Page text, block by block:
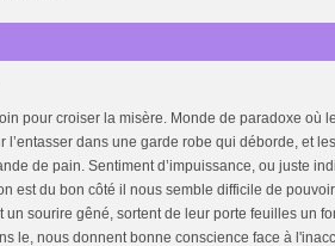
pour croiser la misère. Monde de paradoxe où
l’entasser dans une garde robe qui déborde, et
de pain. Sentiment d’impuissance, ou juste
est du bon côté il nous semble difficile de
un sourire gêné, sortent de leur porte feuilles un
le, nous donnent bonne conscience face à